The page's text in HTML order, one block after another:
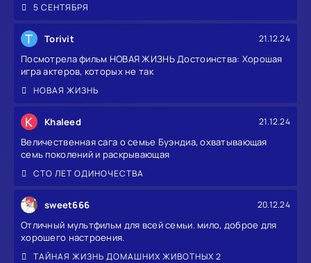
5 СЕНТЯБРЯ
T Torivit 21.12.24
Посмотрела фильм НОВАЯ ЖИЗНЬ Достоинства: Хорошая
игра актеров, которых не так
НОВАЯ ЖИЗНЬ
K Khaleed 21.12.24
Величественная сага о семье Буэндиа, охватывающая
семь поколений и раскрывающая
СТО ЛЕТ ОДИНОЧЕСТВА
sweet666 20.12.24
Отличный мультфильм для всей семьи. мило, доброе для
хорошего настроения.
ТАЙНАЯ ЖИЗНЬ ДОМАШНИХ ЖИВОТНЫХ 2